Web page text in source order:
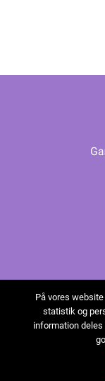
På vores
statistik og
information